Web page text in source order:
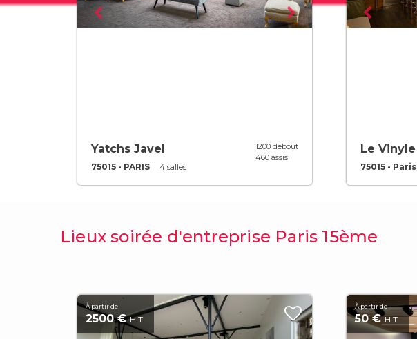
Yatchs Javel
75015 - PARIS 4 salles
1200 debout
460 assis
Le Vinyle
75015 - Paris
Lieux soirée d'entreprise Paris 15ème
À partir de
2500 €H.T
À partir de
50 €H.T